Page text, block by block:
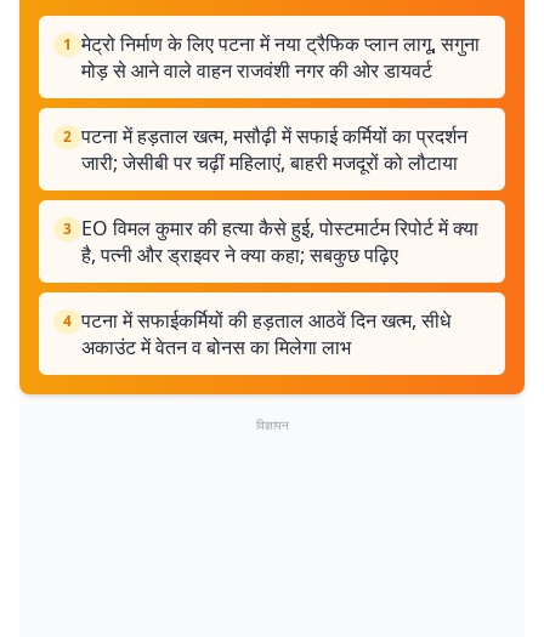
1 मेट्रो निर्माण के लिए पटना में नया ट्रैफिक प्लान लागू, सगुना
मोड़ से आने वाले वाहन राजवंशी नगर की ओर डायवर्ट
2 पटना में हड़ताल खत्म, मसौढ़ी में सफाई कर्मियों का प्रदर्शन
जारी; जेसीबी पर चढ़ीं महिलाएं, बाहरी मजदूरों को लौटाया
3 EO विमल कुमार की हत्या कैसे हुई, पोस्टमार्टम रिपोर्ट में क्या
है, पत्नी और ड्राइवर ने क्या कहा; सबकुछ पढ़िए
4 पटना में सफाईकर्मियों की हड़ताल आठवें दिन खत्म, सीधे
अकाउंट में वेतन व बोनस का मिलेगा लाभ
विज्ञापन